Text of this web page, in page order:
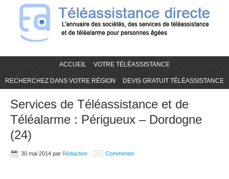
ACCUEIL VOTRE TÉLÉASSISTANCE
RECHERCHEZ DANS VOTRE RÉGION DEVIS GRATUIT TÉLÉASSISTANCE
Services de Téléassistance et de
Téléalarme : Périgueux – Dordogne
(24)
30 mai 2014 par Rédaction Commenter